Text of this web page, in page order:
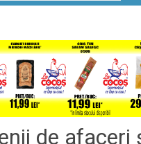
de afaceri